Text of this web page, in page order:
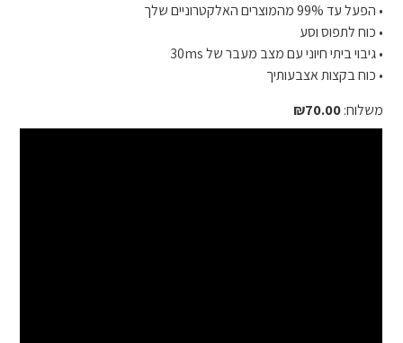
• הפעל עד 99% מהמוצרים האלקטרוניים שלך
• כוח לתפוס וסע
• גיבוי ביתי חיוני עם מצב מעבר של 30ms
• כוח בקצות אצבעותיך
משלוח:
₪70.00